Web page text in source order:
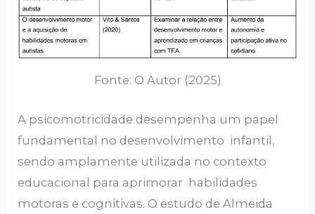
Fonte: O Autor (2025)
A psicomotricidade desempenha um papel
fundamental no desenvolvimento infantil,
sendo amplamente utilizada no contexto
educacional para aprimorar habilidades
motoras e cognitivas. O estudo de Almeida